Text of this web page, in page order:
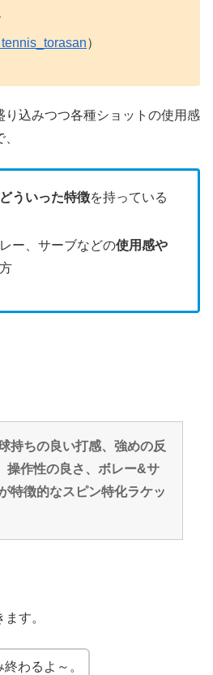
tennis_torasan）
り込みつつ各種ショットの使用感
どういった特徴を持っている
ー、サーブなどの使用感や
持ちの良い打感、強めの反
操作性の良さ、ボレー&サ
特徴的なスピン特化ラケッ
す。
わるよ～。